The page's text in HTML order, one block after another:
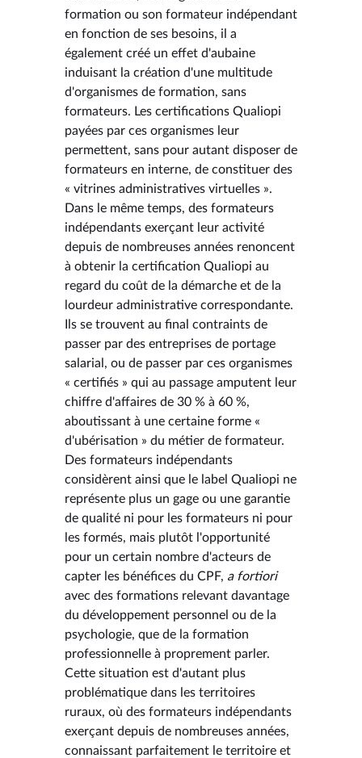
formation ou son formateur indépendant
en fonction de ses besoins, il a
également créé un effet d'aubaine
induisant la création d'une multitude
d'organismes de formation, sans
formateurs. Les certifications Qualiopi
payées par ces organismes leur
permettent, sans pour autant disposer de
formateurs en interne, de constituer des
« vitrines administratives virtuelles ».
Dans le même temps, des formateurs
indépendants exerçant leur activité
depuis de nombreuses années renoncent
à obtenir la certification Qualiopi au
regard du coût de la démarche et de la
lourdeur administrative correspondante.
Ils se trouvent au final contraints de
passer par des entreprises de portage
salarial, ou de passer par ces organismes
« certifiés » qui au passage amputent leur
chiffre d'affaires de 30 % à 60 %,
aboutissant à une certaine forme «
d'ubérisation » du métier de formateur.
Des formateurs indépendants
considèrent ainsi que le label Qualiopi ne
représente plus un gage ou une garantie
de qualité ni pour les formateurs ni pour
les formés, mais plutôt l'opportunité
pour un certain nombre d'acteurs de
capter les bénéfices du CPF, a fortiori
avec des formations relevant davantage
du développement personnel ou de la
psychologie, que de la formation
professionnelle à proprement parler.
Cette situation est d'autant plus
problématique dans les territoires
ruraux, où des formateurs indépendants
exerçant depuis de nombreuses années,
connaissant parfaitement le territoire et